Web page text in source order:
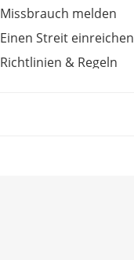
Missbrauch melden
Einen Streit einreichen
Richtlinien & Regeln